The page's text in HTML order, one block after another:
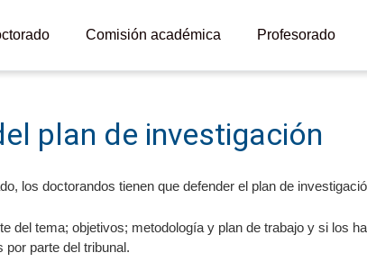
Comisión académica Profesorado
plan de investigación
los doctorandos tienen que defender el plan de
del tema; objetivos; metodología y plan de trabajo y si los
parte del tribunal.